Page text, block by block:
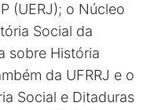
(UERJ); o Núcleo
Social da
sobre História
da UFRRJ e o
Social e Ditaduras